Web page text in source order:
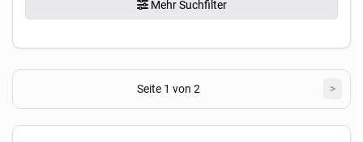
Mehr Suchfilter
Seite 1 von 2 >